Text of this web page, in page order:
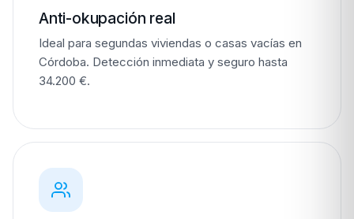
Anti-okupación real
Ideal para segundas viviendas o casas vacías en
Córdoba. Detección inmediata y seguro hasta
34.200 €.